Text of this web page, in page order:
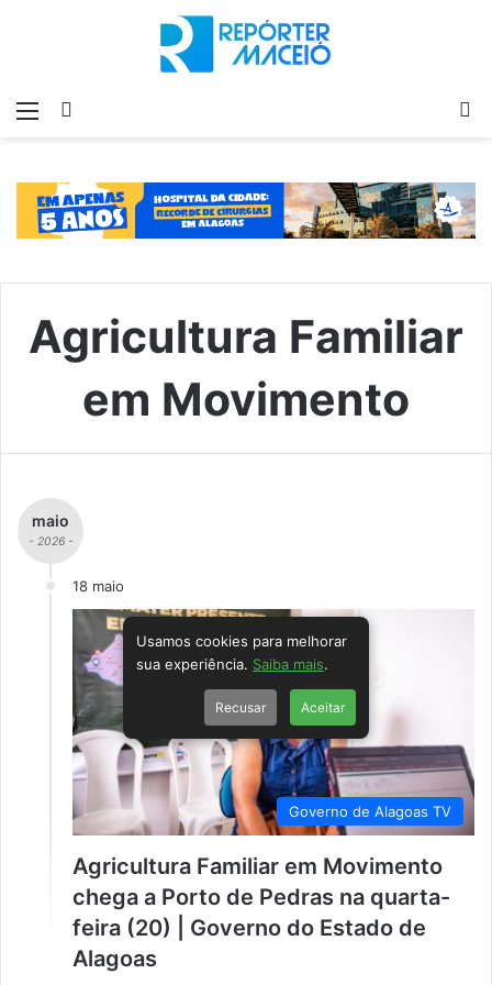
Menu
Agricultura Familiar
em Movimento
maio
- 2026 -
18 maio
Governo de Alagoas TV
Agricultura Familiar em Movimento
chega a Porto de Pedras na quarta-
feira (20) | Governo do Estado de
Alagoas
Usamos cookies para melhorar
sua experiência. Saiba mais.
Recusar Aceitar